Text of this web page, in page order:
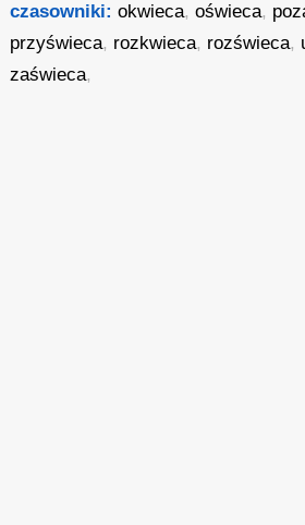
czasowniki: okwieca,oświeca,
przyświeca, rozkwieca, rozświeca,
zaświeca,